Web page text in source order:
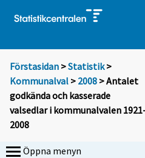
Förstasidan >Statistik >
Kommunalval > 2008 > Antalet
godkända och kasserade
valsedlar i kommunalvalen
2008
Öppna menyn